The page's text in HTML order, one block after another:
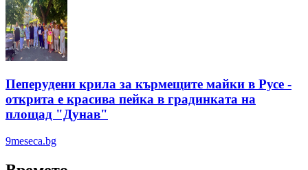
Пеперудени крила за кърмещите майки в Русе -
открита е красива пейка в градинката на
площад "Дунав"
9meseca.bg